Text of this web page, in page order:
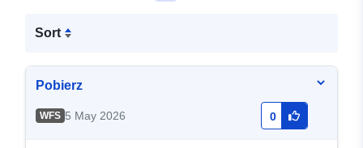
Sort
Pobierz
WFS 5 May 2026 0